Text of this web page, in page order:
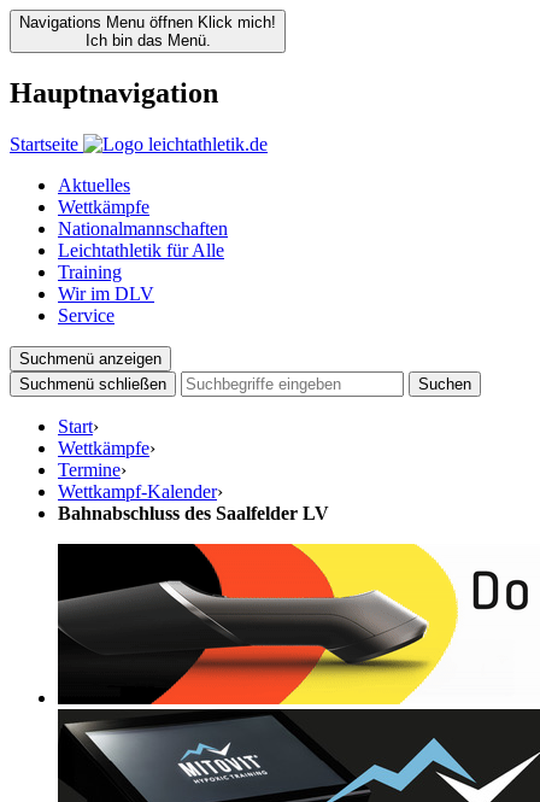
Navigations Menu öffnen Klick mich!
Ich bin das Menü.
Hauptnavigation
Startseite
Aktuelles
Wettkämpfe
Nationalmannschaften
Leichtathletik für Alle
Training
Wir im DLV
Service
Suchmenü anzeigen
Suchmenü schließen
Suchen
Start›
Wettkämpfe›
Termine›
Wettkampf-Kalender›
Bahnabschluss des Saalfelder LV